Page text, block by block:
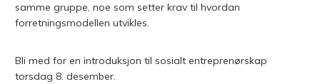
samme gruppe, noe som setter krav til hvordan
forretningsmodellen utvikles.
Bli med for en introduksjon til sosialt entreprenørskap
torsdag 8. desember.